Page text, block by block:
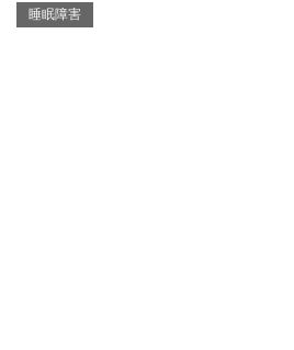
睡眠障害